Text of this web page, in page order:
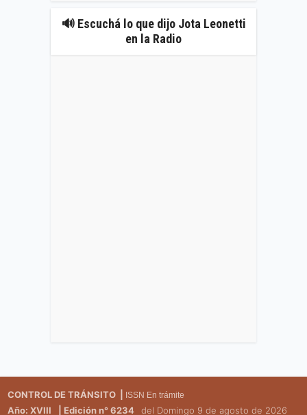
🔊 Escuchá lo que dijo Jota Leonetti
en la Radio
CONTROL DE TRÁNSITO | ISSN En trámite
Año: XVIII | Edición n° 6234 del Domingo 9 de agosto de 2026